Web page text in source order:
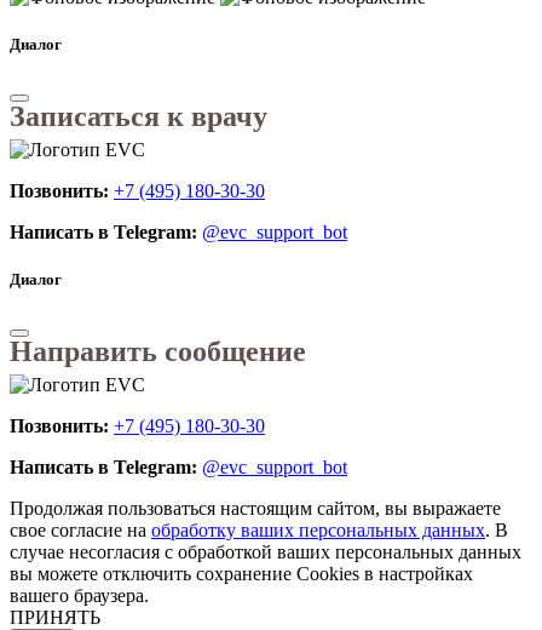
Диалог
Записаться к врачу
Позвонить: +7 (495) 180-30-30
Написать в Telegram: @evc_support_bot
Диалог
Направить сообщение
Позвонить: +7 (495) 180-30-30
Написать в Telegram: @evc_support_bot
Продолжая пользоваться настоящим сайтом, вы выражаете
свое согласие на обработку ваших персональных данных. В
случае несогласия с обработкой ваших персональных данных
вы можете отключить сохранение Cookies в настройках
вашего браузера.
ПРИНЯТЬ